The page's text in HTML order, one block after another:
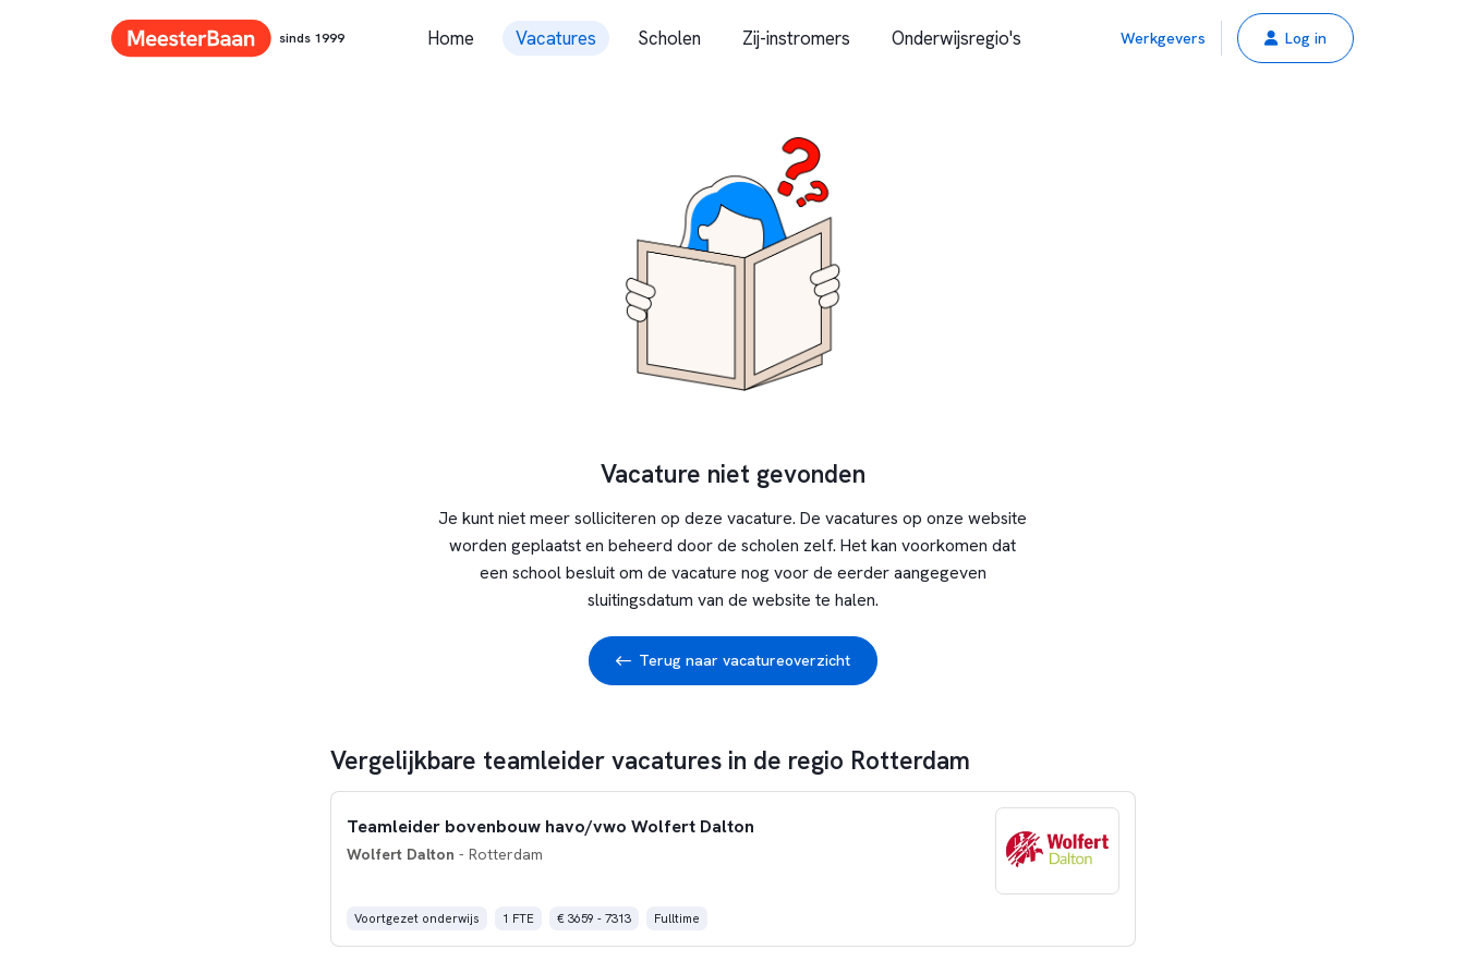
sinds 1999 Home Vacatures Scholen Zij-instromers Onderwijsregio's Werkgevers Log in
Vacature niet gevonden
Je kunt niet meer solliciteren op deze vacature. De vacatures op onze website
worden geplaatst en beheerd door de scholen zelf. Het kan voorkomen dat
een school besluit om de vacature nog voor de eerder aangegeven
sluitingsdatum van de website te halen.
Terug naar vacatureoverzicht
Vergelijkbare teamleider vacatures in de regio Rotterdam
Teamleider bovenbouw havo/vwo Wolfert Dalton
Wolfert Dalton - Rotterdam
Voortgezet onderwijs 1 FTE € 3659 - 7313 Fulltime